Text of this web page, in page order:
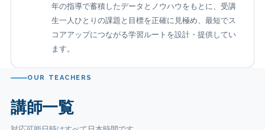
年の指導で蓄積したデータとノウハウをもとに、受講
生一人ひとりの課題と目標を正確に見極め、最短でス
コアアップにつながる学習ルートを設計・提供してい
ます。
OUR TEACHERS
講師一覧